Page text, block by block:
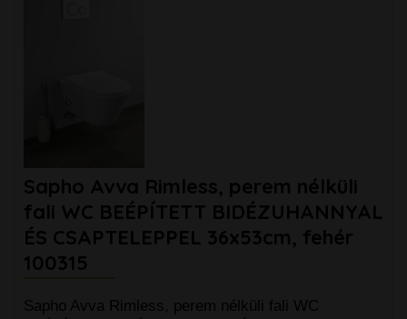
Sapho Avva Rimless, perem nélküli
fali WC BEÉPÍTETT BIDÉZUHANNYAL
ÉS CSAPTELEPPEL 36x53cm, fehér
100315
Sapho Avva Rimless, perem nélküli fali WC